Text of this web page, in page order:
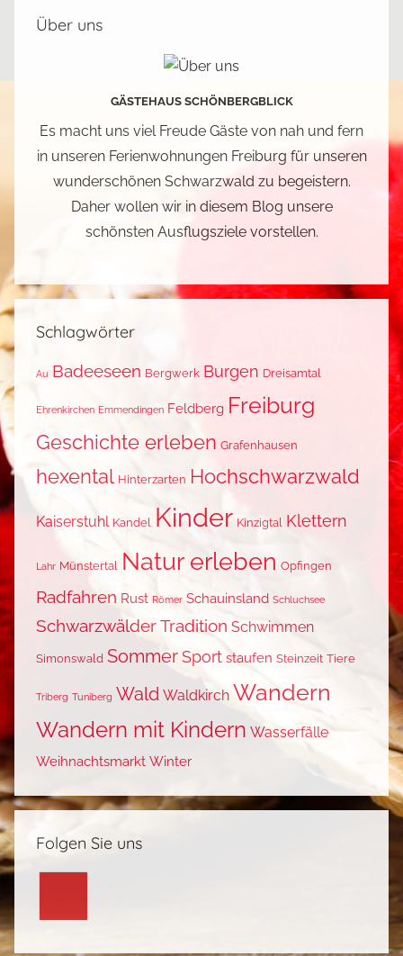
Über uns
GÄSTEHAUS SCHÖNBERGBLICK
Es macht uns viel Freude Gäste von nah und fern
in unseren Ferienwohnungen Freiburg für unseren
wunderschönen Schwarzwald zu begeistern.
Daher wollen wir in diesem Blog unsere
schönsten Ausflugsziele vorstellen.
Schlagwörter
Au Badeeseen Bergwerk Burgen Dreisamtal
Ehrenkirchen Emmendingen Feldberg Freiburg
Geschichte erleben Grafenhausen
hexental Hinterzarten Hochschwarzwald
Kaiserstuhl Kandel Kinder Kinzigtal Klettern
Lahr Münstertal Natur erleben Opfingen
Radfahren Rust Römer Schauinsland Schluchsee
Schwarzwälder Tradition Schwimmen
Simonswald Sommer Sport staufen Steinzeit Tiere
Triberg Tuniberg Wald Waldkirch Wandern
Wandern mit Kindern Wasserfälle
Weihnachtsmarkt Winter
Folgen Sie uns